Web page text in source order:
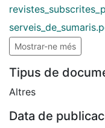
Mostrar-ne més
Tipus de
Altres
Data de